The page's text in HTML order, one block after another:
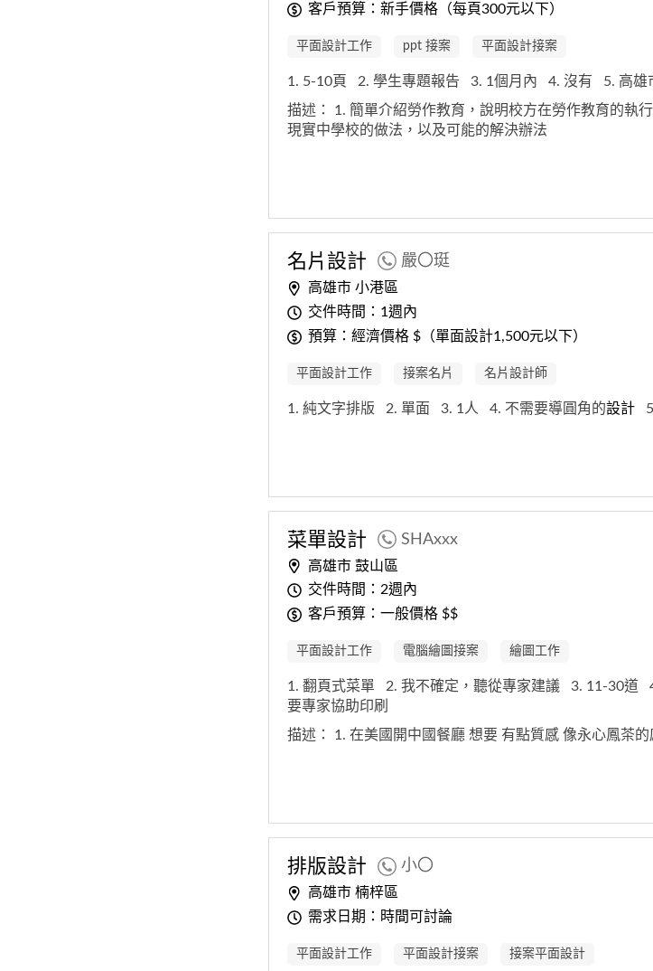
客戶預算：新手價格（每頁300元以下）
平面設計工作 ppt 接案 平面設計接案
1. 5-10頁 2. 學生專題報告 3. 1個月內 4. 沒有
5. 高雄
描述： 1. 簡單介紹勞作教育，說明校方在勞作教育的執
現實中學校的做法，以及可能的解決辦法
名片 設計 嚴〇珽
高雄市 小港區
交件時間：1週內
預算：經濟價格 $（單面設計1,500元以下）
平面設計工作 接案名片 名片設計師
1. 純文字排版 2. 單面 3. 1人 4. 不需要導圓角的設計
菜單設計 SHAxxx
高雄市 鼓山區
交件時間：2週內
客戶預算：一般價格 $$
平面設計工作 電腦繪圖接案 繪圖工作
1. 翻頁式菜單 2. 我不確定，聽從專家建議 3. 11-30道
要專家協助印刷
描述： 1. 在美國開中國餐廳 想要 有點質感 像永心鳳茶的
排版設計 小〇
高雄市 楠梓區
需求日期：時間可討論
平面設計工作 平面設計接案 接案平面設計